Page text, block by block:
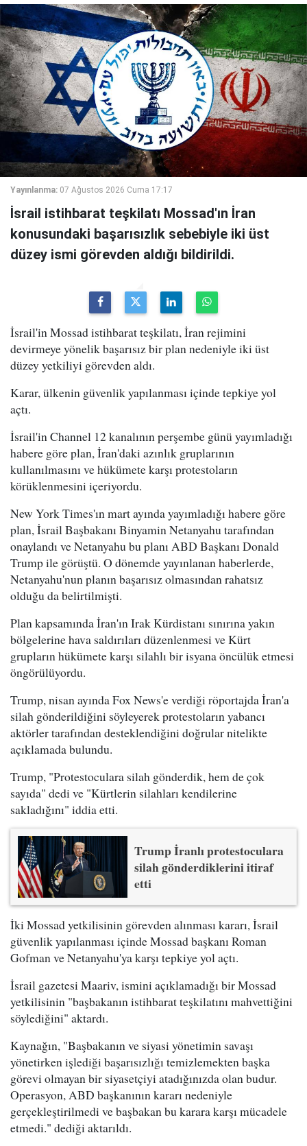
Yayınlanma: 07 Ağustos 2026 Cuma 17:17
İsrail istihbarat teşkilatı Mossad'ın İran
konusundaki başarısızlık sebebiyle iki üst
düzey ismi görevden aldığı bildirildi.
İsrail'in Mossad istihbarat teşkilatı, İran rejimini
devirmeye yönelik başarısız bir plan nedeniyle iki üst
düzey yetkiliyi görevden aldı.
Karar, ülkenin güvenlik yapılanması içinde tepkiye yol
açtı.
İsrail'in Channel 12 kanalının perşembe günü yayımladığı
habere göre plan, İran'daki azınlık gruplarının
kullanılmasını ve hükümete karşı protestoların
körüklenmesini içeriyordu.
New York Times'ın mart ayında yayımladığı habere göre
plan, İsrail Başbakanı Binyamin Netanyahu tarafından
onaylandı ve Netanyahu bu planı ABD Başkanı Donald
Trump ile görüştü. O dönemde yayınlanan haberlerde,
Netanyahu'nun planın başarısız olmasından rahatsız
olduğu da belirtilmişti.
Plan kapsamında İran'ın Irak Kürdistanı sınırına yakın
bölgelerine hava saldırıları düzenlenmesi ve Kürt
grupların hükümete karşı silahlı bir isyana öncülük etmesi
öngörülüyordu.
Trump, nisan ayında Fox News'e verdiği röportajda İran'a
silah gönderildiğini söyleyerek protestoların yabancı
aktörler tarafından desteklendiğini doğrular nitelikte
açıklamada bulundu.
Trump, "Protestoculara silah gönderdik, hem de çok
sayıda" dedi ve "Kürtlerin silahları kendilerine
sakladığını" iddia etti.
Trump İranlı protestoculara
silah gönderdiklerini itiraf
etti
İki Mossad yetkilisinin görevden alınması kararı, İsrail
güvenlik yapılanması içinde Mossad başkanı Roman
Gofman ve Netanyahu'ya karşı tepkiye yol açtı.
İsrail gazetesi Maariv, ismini açıklamadığı bir Mossad
yetkilisinin "başbakanın istihbarat teşkilatını mahvettiğini
söylediğini" aktardı.
Kaynağın, "Başbakanın ve siyasi yönetimin savaşı
yönetirken işlediği başarısızlığı temizlemekten başka
görevi olmayan bir siyasetçiyi atadığınızda olan budur.
Operasyon, ABD başkanının kararı nedeniyle
gerçekleştirilmedi ve başbakan bu karara karşı mücadele
etmedi." dediği aktarıldı.